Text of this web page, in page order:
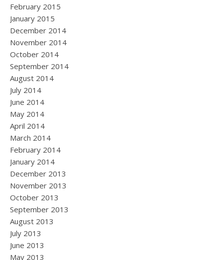
February 2015
January 2015
December 2014
November 2014
October 2014
September 2014
August 2014
July 2014
June 2014
May 2014
April 2014
March 2014
February 2014
January 2014
December 2013
November 2013
October 2013
September 2013
August 2013
July 2013
June 2013
May 2013